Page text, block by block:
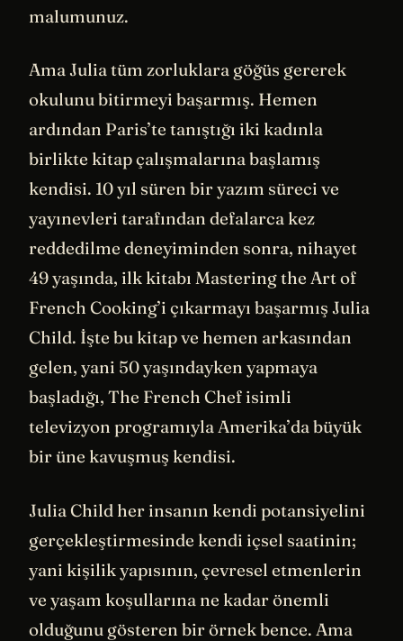
malumunuz.
Ama Julia tüm zorluklara göğüs gererek
okulunu bitirmeyi başarmış. Hemen
ardından Paris’te tanıştığı iki kadınla
birlikte kitap çalışmalarına başlamış
kendisi. 10 yıl süren bir yazım süreci ve
yayınevleri tarafından defalarca kez
reddedilme deneyiminden sonra, nihayet
49 yaşında, ilk kitabı Mastering the Art of
French Cooking’i çıkarmayı başarmış Julia
Child. İşte bu kitap ve hemen arkasından
gelen, yani 50 yaşındayken yapmaya
başladığı, The French Chef isimli
televizyon programıyla Amerika’da büyük
bir üne kavuşmuş kendisi.
Julia Child her insanın kendi potansiyelini
gerçekleştirmesinde kendi içsel saatinin;
yani kişilik yapısının, çevresel etmenlerin
ve yaşam koşullarına ne kadar önemli
olduğunu gösteren bir örnek bence. Ama